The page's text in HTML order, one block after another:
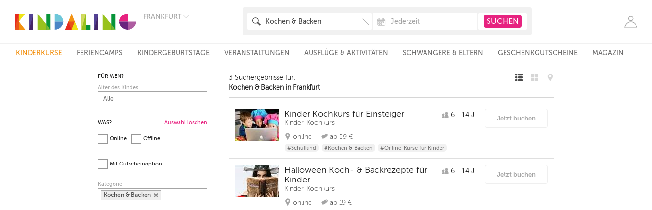
FRANKFURT
FRANKFURT
KÖLN
ESSEN
DRESDEN
WIEN
REGIONEN
KINDERKURSE FERIENCAMPS KINDERGEBURTSTAGE VERANSTALTUNGEN AUSFLÜGE & AKTIVITÄTEN SCHWANGERE & ELTERN GESCHENKGUTSCHEINE MAGAZIN
FÜR WEN?
Alter des Kindes
WAS? Auswahl löschen
Online Offline
Mit Gutscheinoption
Kategorie
Kochen & Backen
3 Suchergebnisse für:
Kochen & Backen in Frankfurt
Kinder Kochkurs für Einsteiger
Kinder-Kochkurs
online
ab 59 €
6 - 14 J
#Schulkind #Kochen & Backen #Online-Kurse für Kinder
Jetzt buchen
Halloween Koch- & Backrezepte für
Kinder
Kinder-Kochkurs
online
ab 19 €
6 - 14 J Jetzt buchen